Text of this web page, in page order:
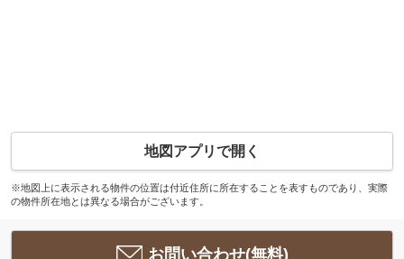
地図アプリで開く
※地図上に表示される物件の位置は付近住所に所在することを表すものであり、実際
の物件所在地とは異なる場合がございます。
お問い合わせ(無料)